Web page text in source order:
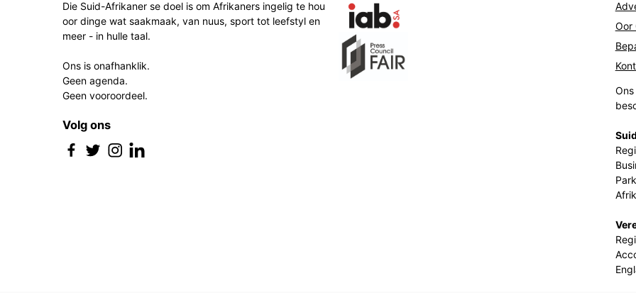
Die Suid-Afrikaner se doel is om Afrikaners ingelig te hou
oor dinge wat saakmaak, van nuus, sport tot leefstyl en
meer - in hulle taal.
Ons is onafhanklik.
Geen agenda.
Geen vooroordeel.
Volg ons
Oor